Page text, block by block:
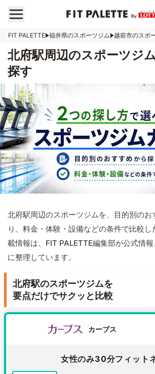
FIT PALETTE 福井県のスポーツジム 越前市のスポ
北府駅周辺のスポーツジ
探す
北府駅周辺のスポーツジムを、目的別のお
り、料金・体験・設備などの条件で比較し
載情報は、FIT PALETTE編集部が公式情
に整理しています。
北府駅のスポーツジムを
要点だけでサクッと比較
カーブス
女性のみ30分フィット